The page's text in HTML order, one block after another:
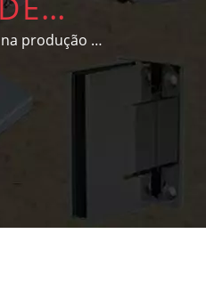
EM
produção de
dos